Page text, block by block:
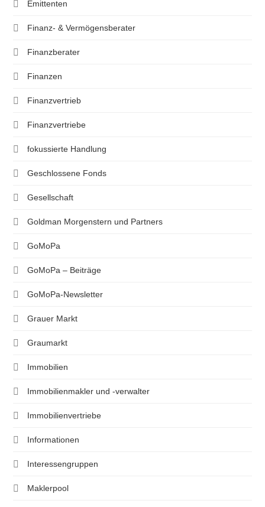
Emittenten
Finanz- & Vermögensberater
Finanzberater
Finanzen
Finanzvertrieb
Finanzvertriebe
fokussierte Handlung
Geschlossene Fonds
Gesellschaft
Goldman Morgenstern und Partners
GoMoPa
GoMoPa – Beiträge
GoMoPa-Newsletter
Grauer Markt
Graumarkt
Immobilien
Immobilienmakler und -verwalter
Immobilienvertriebe
Informationen
Interessengruppen
Maklerpool